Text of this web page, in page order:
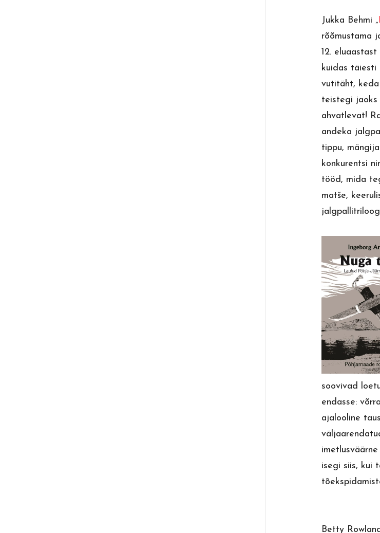
Jukka Behmi „
rõõmustama
12.
kuidas täiesti
vutitäht, keda
teistegi jaoks
ahvatlevat!
andeka
tippu,
konkurentsi
tööd, mida
matše,
soovivad
endasse:
ajalooline
isegi siis, kui
Betty